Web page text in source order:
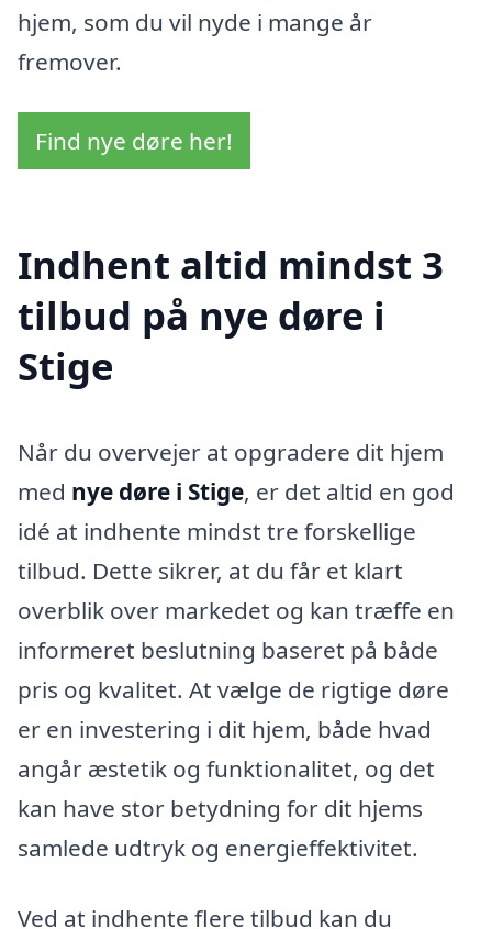
hjem, som du vil nyde i mange år
fremover.
Find nye døre her!
Indhent altid mindst 3
tilbud på nye døre i
Stige
Når du overvejer at opgradere dit hjem
med nye døre i Stige, er det altid en god
idé at indhente mindst tre forskellige
tilbud. Dette sikrer, at du får et klart
overblik over markedet og kan træffe en
informeret beslutning baseret på både
pris og kvalitet. At vælge de rigtige døre
er en investering i dit hjem, både hvad
angår æstetik og funktionalitet, og det
kan have stor betydning for dit hjems
samlede udtryk og energieffektivitet.
Ved at indhente flere tilbud kan du